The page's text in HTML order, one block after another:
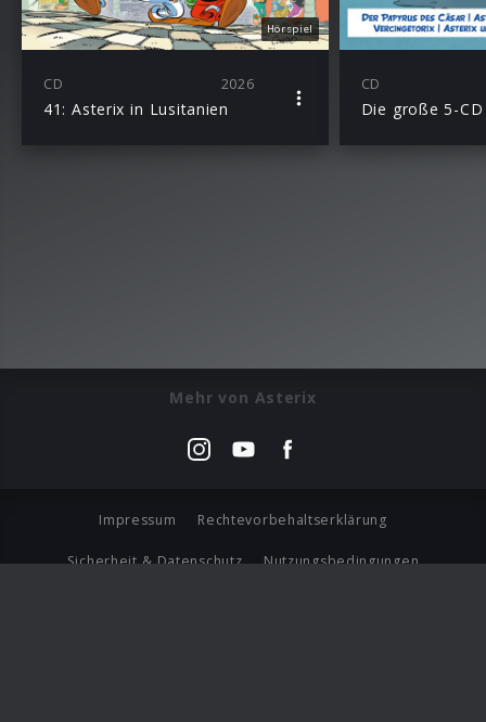
Hörspiel
CD 2026
41: Asterix in Lusitanien
CD
Mehr von Asterix
Impressum Rechtevorbehaltserklärung
Sicherheit & Datenschutz Nutzungsbedingungen